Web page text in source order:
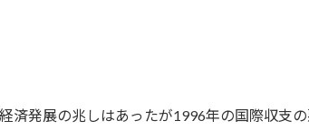
済発展の兆しはあったが1996年の国際収支